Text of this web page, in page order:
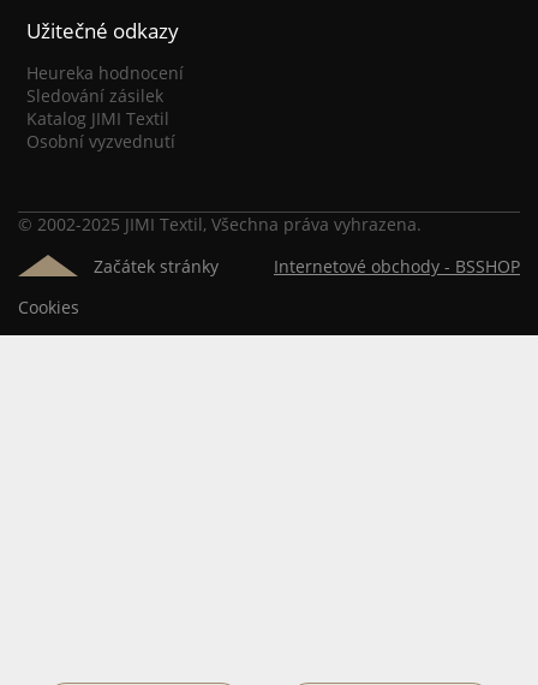
Užitečné odkazy
Heureka hodnocení
Sledování zásilek
Katalog JIMI Textil
Osobní vyzvednutí
© 2002-2025 JIMI Textil, Všechna práva vyhrazena.
Začátek stránky
Internetové obchody - BSSHOP
Cookies